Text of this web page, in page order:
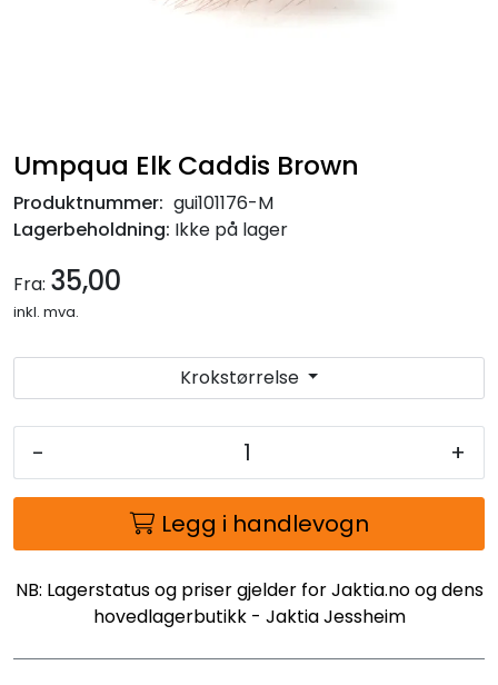
Umpqua Elk Caddis Brown
Produktnummer: gui101176-M
Lagerbeholdning: Ikke på lager
Fra: 35,00
inkl. mva.
Krokstørrelse
- +
Legg i handlevogn
NB: Lagerstatus og priser gjelder for Jaktia.no og dens
hovedlagerbutikk - Jaktia Jessheim